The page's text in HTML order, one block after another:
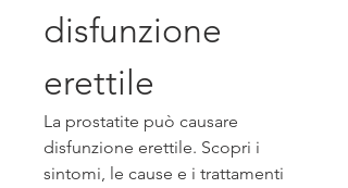
disfunzione
erettile
La prostatite può causare
disfunzione erettile. Scopri i
sintomi, le cause e i trattamenti